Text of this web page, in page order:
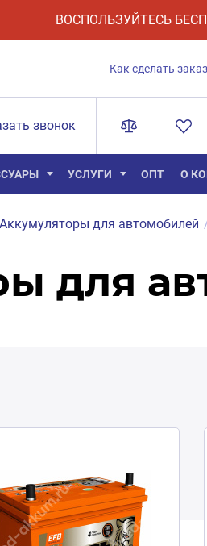
ВОСПОЛЬЗУЙТЕСЬ
Как сделать
звонок
УСЛУГИ ОПТ О
Аккумуляторы для автомобилей
для